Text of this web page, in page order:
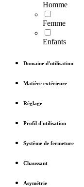
Homme
Femme
Enfants
Domaine d'utilisation
Matière extérieure
Réglage
Profil d'utilisation
Système de fermeture
Chaussant
Asymétrie